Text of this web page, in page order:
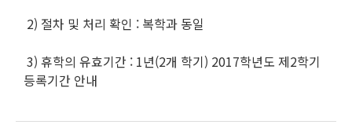
2) 절차 및 처리 확인 : 복학과 동일
3) 휴학의 유효기간 : 1년(2개 학기) 2017학년도 제2학기
등록기간 안내